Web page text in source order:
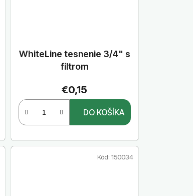
WhiteLine tesnenie 3/4" s
filtrom
€0,15
DO KOŠÍKA
Kód: 150034